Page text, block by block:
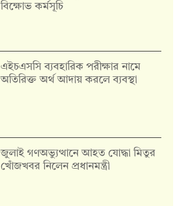
বিক্ষোভ কর্মসূচি
এইচএসসি ব্যবহারিক পরীক্ষার নামে
অতিরিক্ত অর্থ আদায় করলে ব্যবস্থা
জুলাই গণঅভ্যুত্থানে আহত যোদ্ধা মিতুর
খোঁজখবর নিলেন প্রধানমন্ত্রী